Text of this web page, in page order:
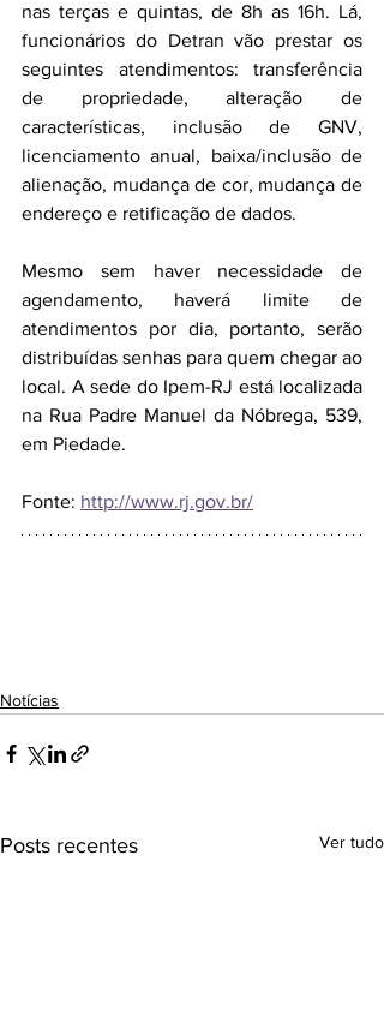
nas terças e quintas, de 8h as 16h. Lá,
funcionários do Detran vão prestar os
seguintes atendimentos: transferência
de propriedade, alteração de
características, inclusão de GNV,
licenciamento anual, baixa/inclusão de
alienação, mudança de cor, mudança de
endereço e retificação de dados.
Mesmo sem haver necessidade de
agendamento, haverá limite de
atendimentos por dia, portanto, serão
distribuídas senhas para quem chegar ao
local. A sede do Ipem-RJ está localizada
na Rua Padre Manuel da Nóbrega, 539,
em Piedade.
Fonte: http://www.rj.gov.br/
Notícias
Posts recentes Ver tudo